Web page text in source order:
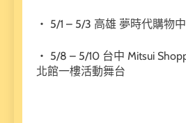
・ 5/1 – 5/3 高雄 夢時代購物
・ 5/8 – 5/10 台中 Mitsui
北館一樓活動舞台